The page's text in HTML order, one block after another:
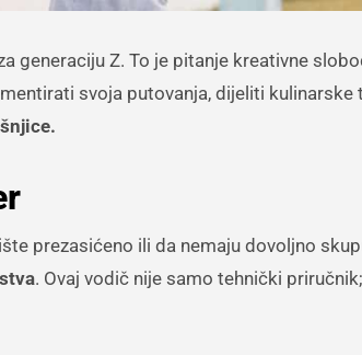
generaciju Z. To je pitanje kreativne
svoja putovanja, dijeliti kulinarske
prezasićeno ili da nemaju dovoljno
. Ovaj vodič nije samo tehnički